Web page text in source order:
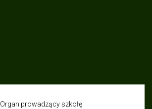
Organ prowadzący szkołę